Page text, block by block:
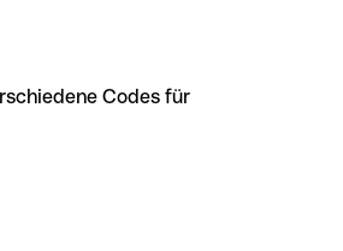
Codes für